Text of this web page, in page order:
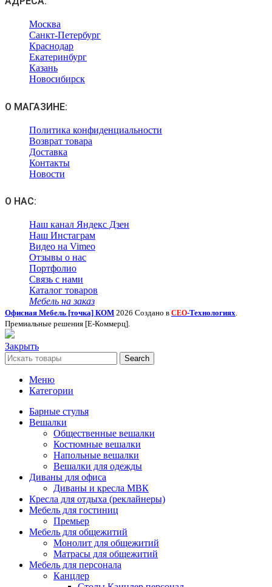
Москва
Санкт-Петербург
Краснодар
Екатеринбург
Казань
Новосибирск
О МАГАЗИНЕ:
Политика конфиденциальности
Возврат товара
Доставка
Контакты
Новости
О НАС:
Наш канал Яндекс Дзен
Наш Инстаграм
Видео на Vimeo
Отзывы о нас
Портфолио
Связь с нами
Каталог товаров
Мебель на заказ
Офисная Мебель [точка] КОМ 2026 Создано в СЕО-Технологиях.
Премиальные решения [Е-Коммерц].
Закрыть
Search
Меню
Категории
Барные стулья
Вешалки
Общественные вешалки
Костюмные вешалки
Напольные вешалки
Вешалки для одежды
Диваны для офиса
Диваны и кресла МВК
Кресла для отдыха (реклайнеры)
Мебель для гостиниц
Премьер
Мебель для общежитий
Монолит для общежитий
Матрасы для общежитий
Мебель для персонала
Канцлер